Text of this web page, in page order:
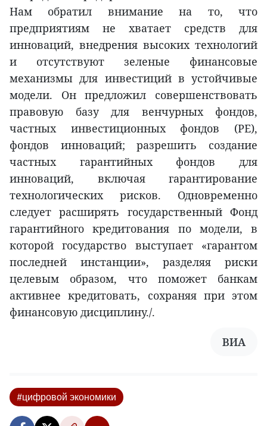
Нам обратил внимание на то, что
предприятиям не хватает средств для
инноваций, внедрения высоких технологий
и отсутствуют зеленые финансовые
механизмы для инвестиций в устойчивые
модели. Он предложил совершенствовать
правовую базу для венчурных фондов,
частных инвестиционных фондов (PE),
фондов инноваций; разрешить создание
частных гарантийных фондов для
инноваций, включая гарантирование
технологических рисков. Одновременно
следует расширять государственный Фонд
гарантийного кредитования по модели, в
которой государство выступает «гарантом
последней инстанции», разделяя риски
целевым образом, что поможет банкам
активнее кредитовать, сохраняя при этом
финансовую дисциплину./.
ВИА
#цифровой экономики